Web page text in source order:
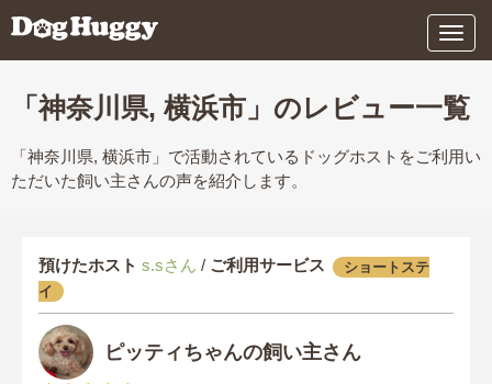
メ
ニ
ー
「神奈川県, 横浜市」のレビュー一覧
「神奈川県, 横浜市」で活動されているドッグホストをご利用い
ただいた飼い主さんの声を紹介します。
預けたホスト s.sさん / ご利用サービス
ショートステ
イ
ピッティちゃんの飼い主さん